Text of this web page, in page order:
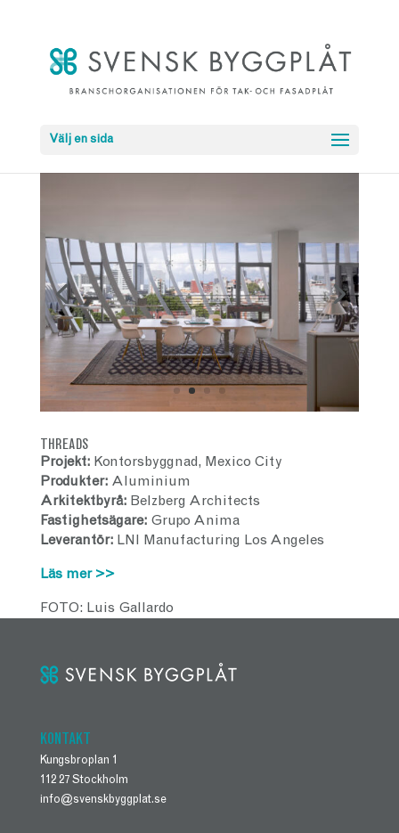
Välj en sida
THREADS
Projekt: Kontorsbyggnad, Mexico City
Produkter:Aluminium
Arkitektbyrå:Belzberg Architects
Fastighetsägare:Grupo Anima
Leverantör:LNI Manufacturing Los Angeles
Läs mer >>
FOTO: Luis Gallardo
KONTAKT
Kungsbroplan 1
112 27 Stockholm
info@svenskbyggplat.se